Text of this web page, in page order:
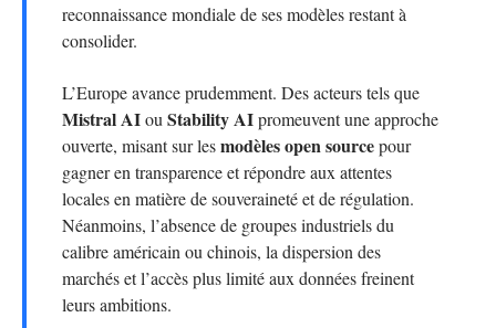
reconnaissance mondiale de ses modèles restant à
consolider.
L’Europe avance prudemment. Des acteurs tels que
Mistral AIou Stability AIpromeuvent une approche
ouverte, misant sur lesmodèles open sourcepour
gagner en transparence et répondre aux attentes
locales en matière de souveraineté et de régulation.
Néanmoins, l’absence de groupes industriels du
calibre américain ou chinois, la dispersion des
marchés et l’accès plus limité aux données freinent
leurs ambitions.